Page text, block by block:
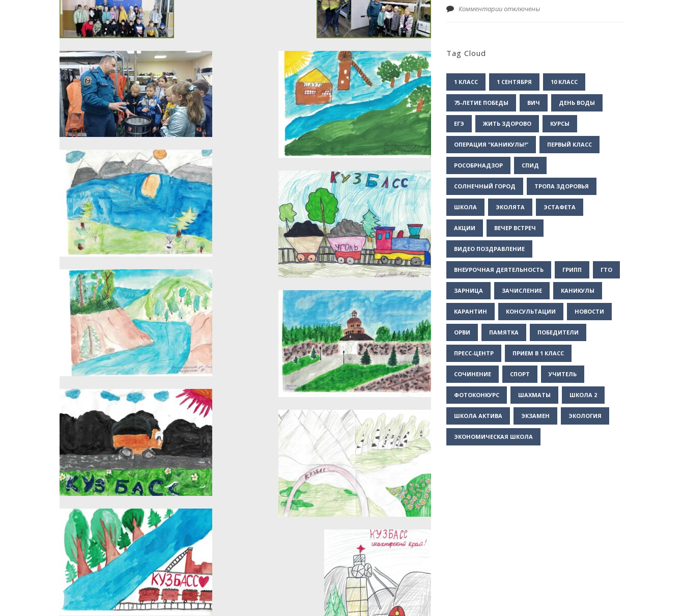
Комментарии отключены
Tag Cloud
1 КЛАСС 1 СЕНТЯБРЯ 10 КЛАСС
75-ЛЕТИЕ ПОБЕДЫ ВИЧ ДЕНЬ ВОДЫ
ЕГЭ ЖИТЬ ЗДОРОВО КУРСЫ
ОПЕРАЦИЯ "КАНИКУЛЫ!" ПЕРВЫЙ КЛАСС
РОСОБРНАДЗОР СПИД
СОЛНЕЧНЫЙ ГОРОД ТРОПА ЗДОРОВЬЯ
ШКОЛА ЭКОЛЯТА ЭСТАФЕТА
АКЦИИ ВЕЧЕР ВСТРЕЧ
ВИДЕО ПОЗДРАВЛЕНИЕ
ВНЕУРОЧНАЯ ДЕЯТЕЛЬНОСТЬ ГРИПП ГТО
ЗАРНИЦА ЗАЧИСЛЕНИЕ КАНИКУЛЫ
КАРАНТИН КОНСУЛЬТАЦИИ НОВОСТИ
ОРВИ ПАМЯТКА ПОБЕДИТЕЛИ
ПРЕСС-ЦЕНТР ПРИЕМ В 1 КЛАСС
СОЧИНЕНИЕ СПОРТ УЧИТЕЛЬ
ФОТОКОНКУРС ШАХМАТЫ ШКОЛА 2
ШКОЛА АКТИВА ЭКЗАМЕН ЭКОЛОГИЯ
ЭКОНОМИЧЕСКАЯ ШКОЛА